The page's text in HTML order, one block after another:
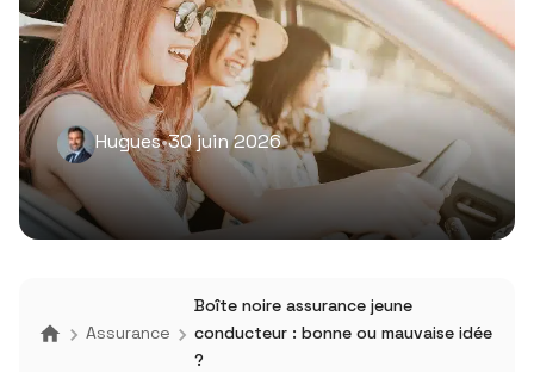
Hugues•30 juin 2026
Assurance
Boîte noire assurance jeune
conducteur : bonne ou mauvaise idée
?